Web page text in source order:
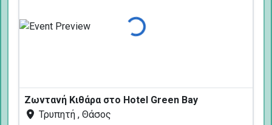
Φόρτωση...
Ζωντανή Κιθάρα στο Hotel Green Bay
Τρυπητή , Θάσος